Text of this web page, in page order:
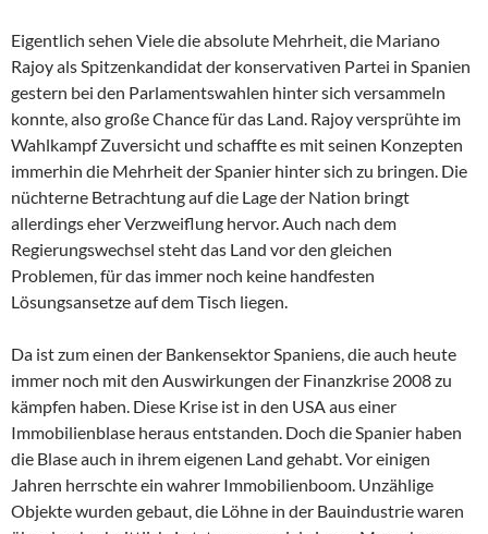
Eigentlich sehen Viele die absolute Mehrheit, die Mariano
Rajoy als Spitzenkandidat der konservativen Partei in Spanien
gestern bei den Parlamentswahlen hinter sich versammeln
konnte, also große Chance für das Land. Rajoy versprühte im
Wahlkampf Zuversicht und schaffte es mit seinen Konzepten
immerhin die Mehrheit der Spanier hinter sich zu bringen. Die
nüchterne Betrachtung auf die Lage der Nation bringt
allerdings eher Verzweiflung hervor. Auch nach dem
Regierungswechsel steht das Land vor den gleichen
Problemen, für das immer noch keine handfesten
Lösungsansetze auf dem Tisch liegen.
Da ist zum einen der Bankensektor Spaniens, die auch heute
immer noch mit den Auswirkungen der Finanzkrise 2008 zu
kämpfen haben. Diese Krise ist in den USA aus einer
Immobilienblase heraus entstanden. Doch die Spanier haben
die Blase auch in ihrem eigenen Land gehabt. Vor einigen
Jahren herrschte ein wahrer Immobilienboom. Unzählige
Objekte wurden gebaut, die Löhne in der Bauindustrie waren